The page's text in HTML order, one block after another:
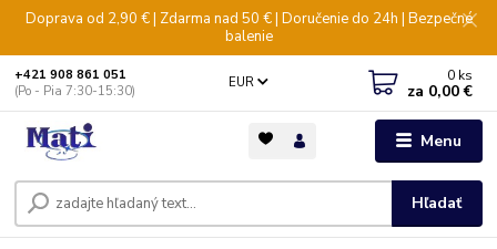
Doprava od 2,90 € | Zdarma nad 50 € | Doručenie do 24h | Bezpečné
balenie
Menu
EUR
Hľadať
+421 908 861 051
(Po - Pia 7:30-15:30)
0 ks
za 0,00 €